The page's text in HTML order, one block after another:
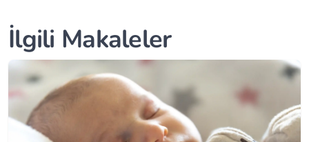
İlgili Makaleler